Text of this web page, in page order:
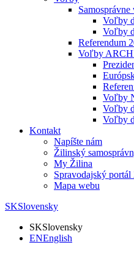
Voľby
Voľby
Referendum
Voľby
Voľby
Voľby
Voľby
Kontakt
Napíšte nám
Žilinský
My Žilina
Spravodajský portál
Mapa webu
SKSlovensky
SKSlovensky
ENEnglish